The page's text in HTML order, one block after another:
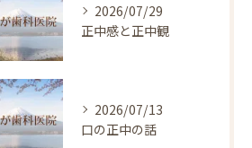
2026/07/29
正中感と正中観
2026/07/13
口の正中の話